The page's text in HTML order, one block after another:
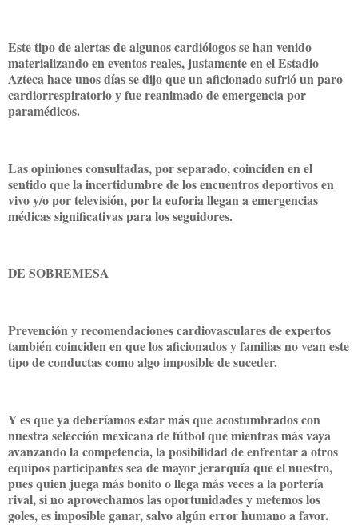
Este tipo de alertas de algunos cardiólogos se han venido
materializando en eventos reales, justamente en el Estadio
Azteca hace unos días se dijo que un aficionado sufrió un paro
cardiorrespiratorio y fue reanimado de emergencia por
paramédicos.
Las opiniones consultadas, por separado, coinciden en el
sentido que la incertidumbre de los encuentros deportivos en
vivo y/o por televisión, por la euforia llegan a emergencias
médicas significativas para los seguidores.
DE SOBREMESA
Prevención y recomendaciones cardiovasculares de expertos
también coinciden en que los aficionados y familias no vean este
tipo de conductas como algo imposible de suceder.
Y es que ya deberíamos estar más que acostumbrados con
nuestra selección mexicana de fútbol que mientras más vaya
avanzando la competencia, la posibilidad de enfrentar a otros
equipos participantes sea de mayor jerarquía que el nuestro,
pues quien juega más bonito o llega más veces a la portería
rival, si no aprovechamos las oportunidades y metemos los
goles, es imposible ganar, salvo algún error humano a favor.